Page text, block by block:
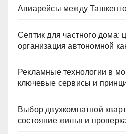
Авиарейсы между
Септик для частного дома:
организация автономной
Рекламные технологии в
ключевые сервисы и
Выбор двухкомнатной
состояние жилья и